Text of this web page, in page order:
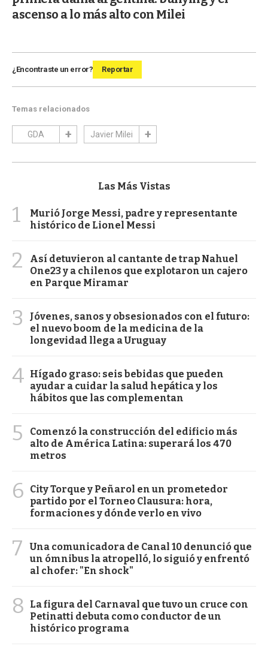
ascenso a lo más alto con Milei
¿Encontraste un error? Reportar
Temas relacionados
GDA Javier Milei
Las Más Vistas
1
Murió Jorge Messi, padre y representante
histórico de Lionel Messi
2
Así detuvieron al cantante de trap Nahuel
One23 y a chilenos que explotaron un cajero
en Parque Miramar
3
Jóvenes, sanos y obsesionados con el futuro:
el nuevo boom de la medicina de la
longevidad llega a Uruguay
4 Hígado graso: seis bebidas que pueden
ayudar a cuidar la salud hepática y los
hábitos que las complementan
5
Comenzó la construcción del edificio más
alto de América Latina: superará los 470
metros
6
City Torque y Peñarol en un prometedor
partido por el Torneo Clausura: hora,
formaciones y dónde verlo en vivo
7
Una comunicadora de Canal 10 denunció que
un ómnibus la atropelló, lo siguió y enfrentó
al chofer: "En shock"
8
La figura del Carnaval que tuvo un cruce con
Petinatti debuta como conductor de un
histórico programa